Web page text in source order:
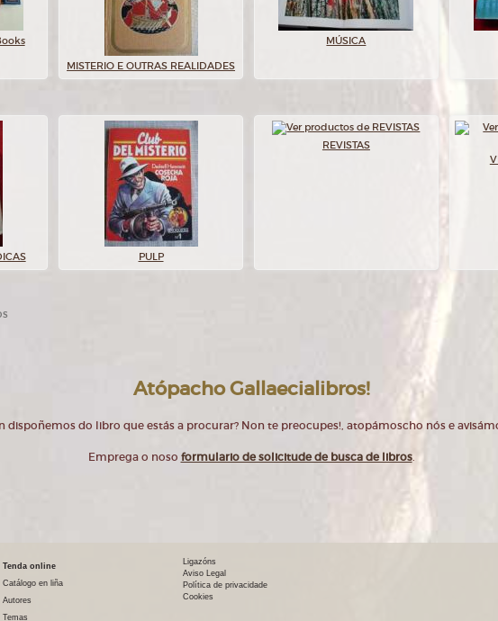
MISTERIO E OUTRAS REALIDADES
MÚSICA
PULP
REVISTAS
Atópacho Gallaecialibros!
dispoñemos do libro que estás a procurar? Non te preocupes!, atopámoscho nós e
Emprega o noso formulario de solicitude de busca de libros.
Tenda online
Catálogo en liña
Autores
Temas
Ligazóns
Aviso Legal
Política de privacidade
Cookies